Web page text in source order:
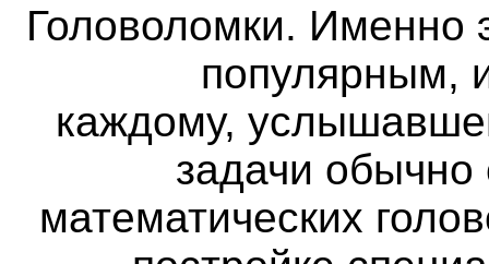
Головоломки. Именно
популярным,
каждому,
задачи
математических